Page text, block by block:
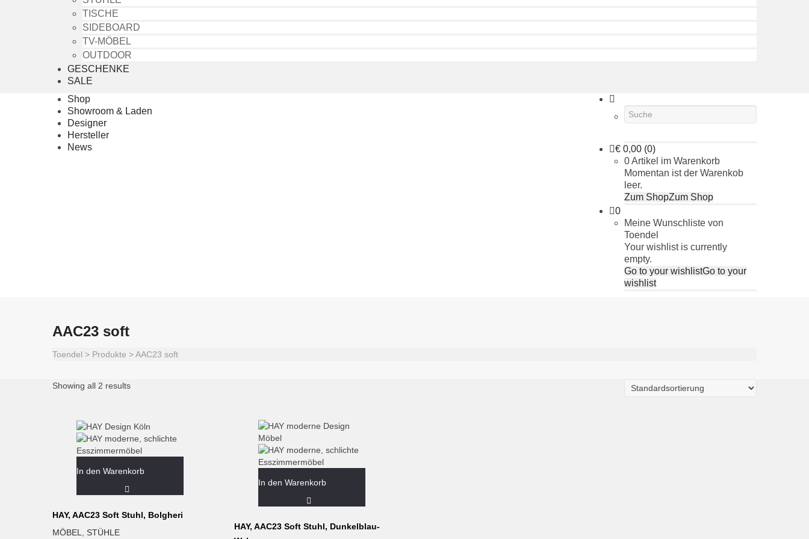
TISCHE
SIDEBOARD
TV-MÖBEL
OUTDOOR
GESCHENKE
SALE
Shop
Showroom & Laden
Designer
Hersteller
News
€ 0,00 (0)
0 Artikel im Warenkorb
Momentan ist der Warenkob
leer.
Zum ShopZum Shop
0
Meine Wunschliste von
Toendel
Your wishlist is currently
empty.
Go to your wishlistGo to your
wishlist
AAC23 soft
Toendel > Produkte >AAC23 soft
Showing all 2 results
In den Warenkorb
HAY, AAC23 Soft Stuhl, Bolgheri
MÖBEL, STÜHLE
In den Warenkorb
HAY, AAC23 Soft Stuhl, Dunkelblau-